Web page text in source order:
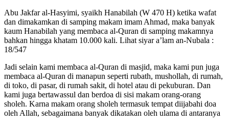
Abu Jakfar al-Hasyimi, syaikh Hanabilah (W 470 H) ketika wafat
dan dimakamkan di samping makam imam Ahmad, maka banyak
kaum Hanabilah yang membaca al-Quran di samping makamnya
bahkan hingga khatam 10.000 kali. Lihat siyar a’lam an-Nubala :
18/547
Jadi selain kami membaca al-Quran di masjid, maka kami pun juga
membaca al-Quran di manapun seperti rubath, mushollah, di rumah,
di toko, di pasar, di rumah sakit, di hotel atau di pekuburan. Dan
kami juga bertawassul dan berdoa di sisi makam orang-orang
sholeh. Karna makam orang sholeh termasuk tempat diijabahi doa
oleh Allah, sebagaimana banyak dikatakan oleh ulama di antaranya